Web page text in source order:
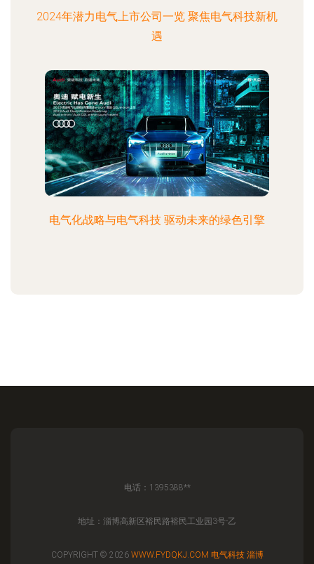
2024年潜力电气上市公司一览 聚焦电气科技新机
遇
电气化战略与电气科技 驱动未来的绿色引擎
电话：1395388**
地址：淄博高新区裕民路裕民工业园3号-乙
COPYRIGHT © 2026 WWW.FYDQKJ.COM 电气科技 淄博